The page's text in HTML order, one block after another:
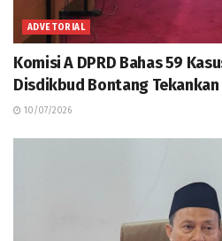
ADVETORIAL
Komisi A DPRD Bahas 59
Disdikbud Bontang Tekankan
10/07/2026